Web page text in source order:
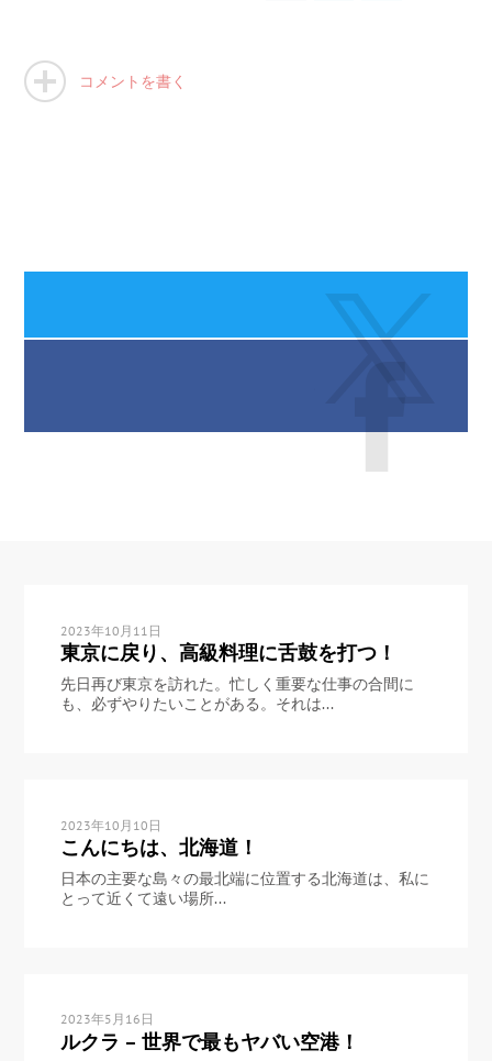
コメントを書く
2023年10月11日
東京に戻り、高級料理に舌鼓を打つ！
先日再び東京を訪れた。忙しく重要な仕事の合間に
も、必ずやりたいことがある。それは...
2023年10月10日
こんにちは、北海道！
日本の主要な島々の最北端に位置する北海道は、私に
とって近くて遠い場所...
2023年5月16日
ルクラ – 世界で最もヤバい空港！